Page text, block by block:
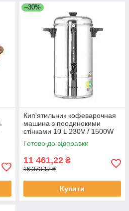
–30%
Кип'ятильник кофеварочная
машина з поодинокими
стінками 10 L 230V / 1500W
387x275x(H)530 мм Hendi
208106
Готово до відправки
11 461,22 ₴
16 373,17 ₴
Купити